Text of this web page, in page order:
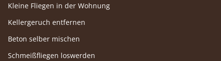
Kleine Fliegen in der Wohnung
Kellergeruch entfernen
Beton selber mischen
Schmeißfliegen loswerden